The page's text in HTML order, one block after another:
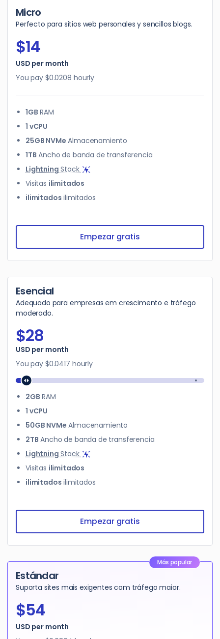
Micro
Perfecto para sitios web personales y sencillos blogs.
$14
USD per month
You pay $0.0208 hourly
1GB RAM
1 vCPU
25GB NVMe Almacenamiento
1TB Ancho de banda de transferencia
LightningStack
Visitas ilimitados
ilimitados ilimitados
Empezar gratis
Esencial
Adequado para empresas em crescimento e tráfego
moderado.
$28
$28
USD per month
You pay $0.0417 hourly
2GB RAM
1 vCPU
50GB NVMe Almacenamiento
2TB Ancho de banda de transferencia
LightningStack
Visitas ilimitados
ilimitados ilimitados
Empezar gratis
Más popular
Estándar
Suporta sites mais exigentes com tráfego maior.
$54
USD per month